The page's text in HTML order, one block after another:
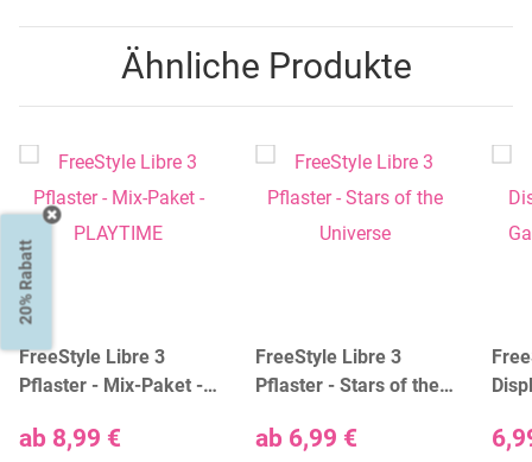
Ähnliche Produkte
FreeStyle Libre 3
Pflaster - Mix-Paket -
ab 8,99 €
FreeStyle Libre 3
Pflaster - Stars of the
ab 6,99 €
20% Rabatt